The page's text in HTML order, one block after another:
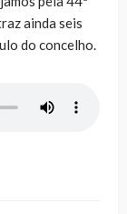
ainda seis
do concelho.